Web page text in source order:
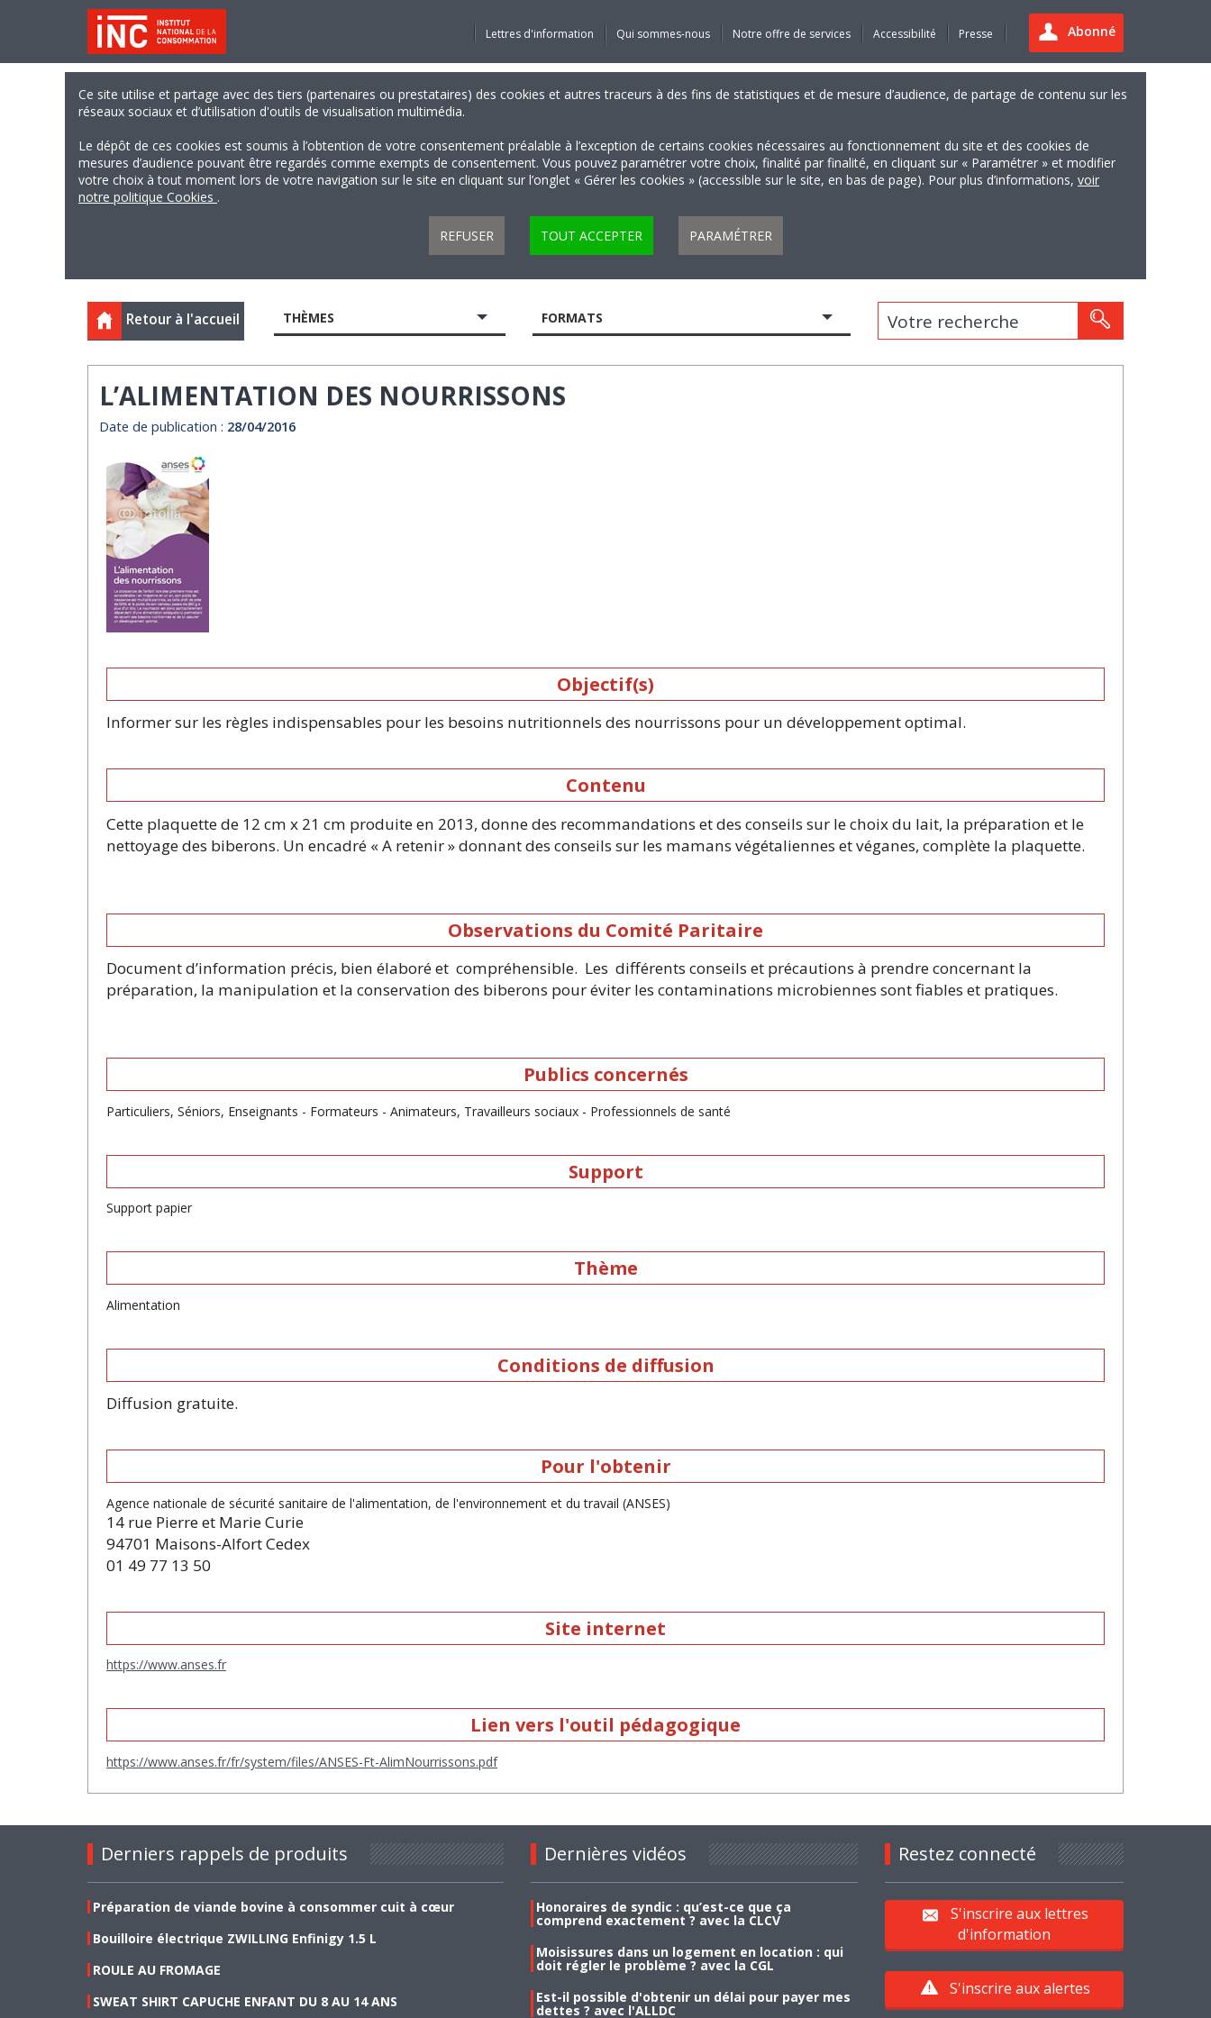
Abonné
Lettres d'information Qui sommes-nous Notre offre de services Accessibilité Presse
Ce site utilise et partage avec des tiers (partenaires ou prestataires) des cookies et autres traceurs à des fins de statistiques et de mesure d’audience, de partage de contenu sur les
réseaux sociaux et d’utilisation d'outils de visualisation multimédia.
Le dépôt de ces cookies est soumis à l’obtention de votre consentement préalable à l’exception de certains cookies nécessaires au fonctionnement du site et des cookies de
mesures d’audience pouvant être regardés comme exempts de consentement. Vous pouvez paramétrer votre choix, finalité par finalité, en cliquant sur « Paramétrer » et modifier
votre choix à tout moment lors de votre navigation sur le site en cliquant sur l’onglet « Gérer les cookies » (accessible sur le site, en bas de page). Pour plus d’informations, voir
notre politique Cookies .
REFUSER TOUT ACCEPTER PARAMÉTRER
Retour à l'accueil THÈMES FORMATS Votre recherche
L’ALIMENTATION DES NOURRISSONS
Date de publication : 28/04/2016
Objectif(s)
Informer sur les règles indispensables pour les besoins nutritionnels des nourrissons pour un développement optimal.
Contenu
Cette plaquette de 12 cm x 21 cm produite en 2013, donne des recommandations et des conseils sur le choix du lait, la préparation et le
nettoyage des biberons. Un encadré « A retenir » donnant des conseils sur les mamans végétaliennes et véganes, complète la plaquette.
Observations du Comité Paritaire
Document d’information précis, bien élaboré et compréhensible. Les différents conseils et précautions à prendre concernant la
préparation, la manipulation et la conservation des biberons pour éviter les contaminations microbiennes sont fiables et pratiques.
Publics concernés
Particuliers, Séniors, Enseignants - Formateurs - Animateurs, Travailleurs sociaux - Professionnels de santé
Support
Support papier
Thème
Alimentation
Conditions de diffusion
Diffusion gratuite.
Pour l'obtenir
Agence nationale de sécurité sanitaire de l'alimentation, de l'environnement et du travail (ANSES)
14 rue Pierre et Marie Curie
94701 Maisons-Alfort Cedex
01 49 77 13 50
Site internet
https://www.anses.fr
Lien vers l'outil pédagogique
https://www.anses.fr/fr/system/files/ANSES-Ft-AlimNourrissons.pdf
Derniers rappels de produits
Préparation de viande bovine à consommer cuit à cœur
Bouilloire électrique ZWILLING Enfinigy 1.5 L
ROULE AU FROMAGE
SWEAT SHIRT CAPUCHE ENFANT DU 8 AU 14 ANS
Dernières vidéos
Honoraires de syndic : qu’est-ce que ça
comprend exactement ? avec la CLCV
Moisissures dans un logement en location : qui
doit régler le problème ? avec la CGL
Est-il possible d'obtenir un délai pour payer mes
dettes ? avec l'ALLDC
Restez connecté
S'inscrire aux lettres
d'information
S'inscrire aux alertes